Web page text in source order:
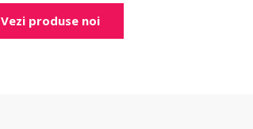
Vezi produse noi